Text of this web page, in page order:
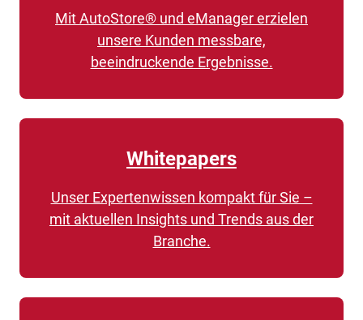
Mit AutoStore® und eManager erzielen
unsere Kunden messbare,
beeindruckende Ergebnisse.
Whitepapers
Unser Expertenwissen kompakt für Sie –
mit aktuellen Insights und Trends aus der
Branche.